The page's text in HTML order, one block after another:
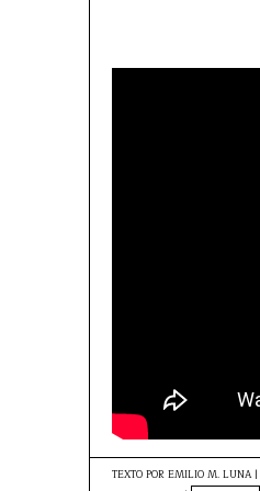
TEXTO POR EMILIO M. LUNA |